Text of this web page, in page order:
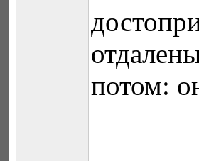
потом: